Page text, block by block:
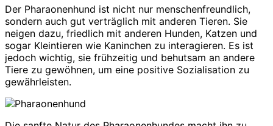
Der Pharaonenhund ist nicht nur menschenfreundlich,
sondern auch gut verträglich mit anderen Tieren. Sie
neigen dazu, friedlich mit anderen Hunden, Katzen und
sogar Kleintieren wie Kaninchen zu interagieren. Es ist
jedoch wichtig, sie frühzeitig und behutsam an andere
Tiere zu gewöhnen, um eine positive Sozialisation zu
gewährleisten.